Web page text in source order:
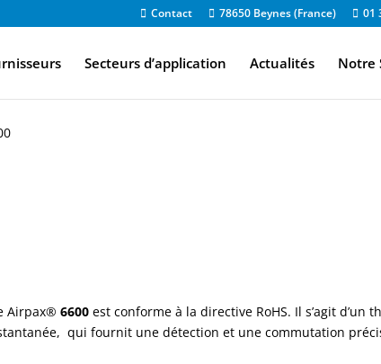
Contact 78650 Beynes (France) 01
Secteurs d’application Actualités Notre
Airpax® 6600est conforme à la directive RoHS. Il s’agit d’un
qui fournit une détection et une commutation